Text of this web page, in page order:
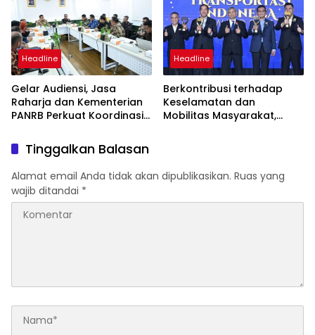
Headline
Gelar Audiensi, Jasa
Raharja dan Kementerian
PANRB Perkuat Koordinasi
dan SWDKLLJ
Headline
Berkontribusi terhadap
Keselamatan dan
Mobilitas Masyarakat,
Awards 2026
Tinggalkan Balasan
Alamat email Anda tidak akan dipublikasikan. Ruas yang
wajib ditandai *